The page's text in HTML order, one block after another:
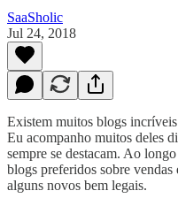
SaaSholic
Jul 24, 2018
Existem muitos blogs
Eu acompanho muitos deles
sempre se destacam. Ao
blogs preferidos sobre
alguns novos bem legais.